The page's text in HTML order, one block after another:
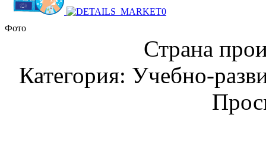
Фото
Страна
Категория: Учебно-